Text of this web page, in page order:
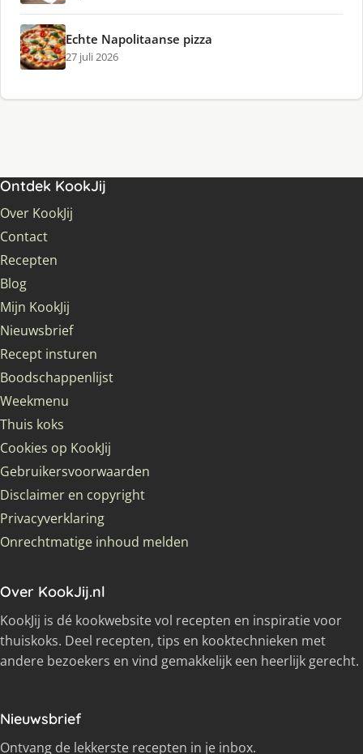
Echte Napolitaanse pizza
27 juli 2026
Ontdek KookJij
Over KookJij
Contact
Recepten
Blog
Mijn KookJij
Nieuwsbrief
Recept insturen
Boodschappenlijst
Weekmenu
Thuis koks
Cookies op KookJij
Gebruikersvoorwaarden
Disclaimer en copyright
Privacyverklaring
Onrechtmatige inhoud melden
Over KookJij.nl
KookJij is dé kookwebsite vol recepten en inspiratie voor
thuiskoks. Deel recepten, tips en kooktechnieken met
andere bezoekers en vind gemakkelijk een heerlijk gerecht.
Nieuwsbrief
Ontvang de lekkerste recepten in je inbox.